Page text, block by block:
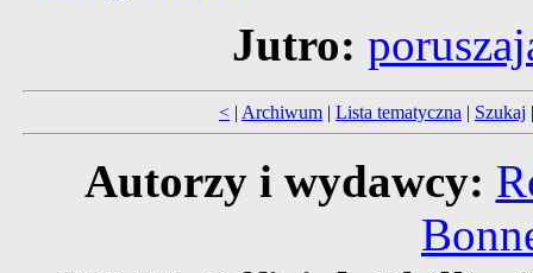
Jutro:
< | Archiwum | Lista tematyczna | Szukaj
Autorzy i wydawcy: